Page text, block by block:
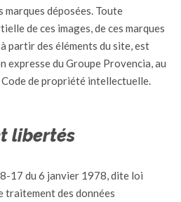
déposées. Toute
de ces images, de ces marques
partir des éléments du site, est
expresse du Groupe Provencia, au
de propriété intellectuelle.
libertés
17 du 6 janvier 1978, dite loi
traitement des données